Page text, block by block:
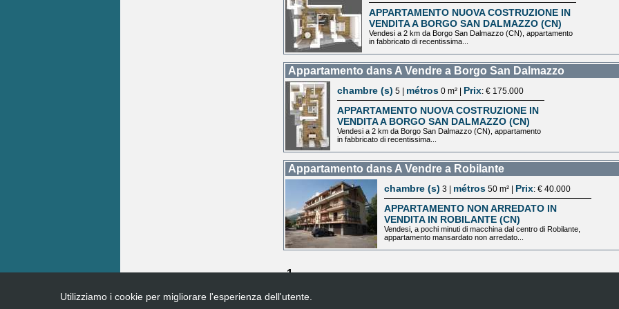
APPARTAMENTO NUOVA COSTRUZIONE IN
VENDITA A BORGO SAN DALMAZZO (CN)
Vendesi a 2 km da Borgo San Dalmazzo (CN), appartamento
in fabbricato di recentissima...
Appartamento dans A Vendre a Borgo San Dalmazzo
chambre (s) 5 | métros 0 m² | Prix: € 175.000
APPARTAMENTO NUOVA COSTRUZIONE IN
VENDITA A BORGO SAN DALMAZZO (CN)
Vendesi a 2 km da Borgo San Dalmazzo (CN), appartamento
in fabbricato di recentissima...
Appartamento dans A Vendre a Robilante
chambre (s) 3 | métros 50 m² | Prix: € 40.000
APPARTAMENTO NON ARREDATO IN
VENDITA IN ROBILANTE (CN)
Vendesi, a pochi minuti di macchina dal centro di Robilante,
appartamento mansardato non arredato...
1
Utilizziamo i cookie per migliorare l'esperienza dell'utente.